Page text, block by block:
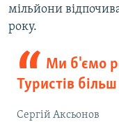
мільйони
року.
Ми б'ємо
Туристів
Сергій Аксьонов